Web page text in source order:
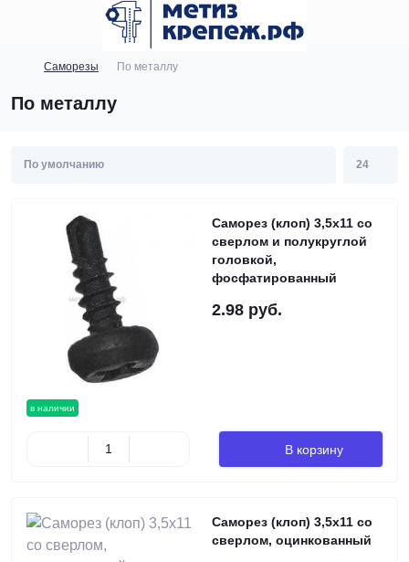
Саморезы По металлу
По металлу
в наличии
Саморез (клоп) 3,5х11 со
сверлом и полукруглой
головкой,
фосфатированный
2.98 руб.
В корзину
Саморез (клоп) 3,5х11 со
сверлом, оцинкованный